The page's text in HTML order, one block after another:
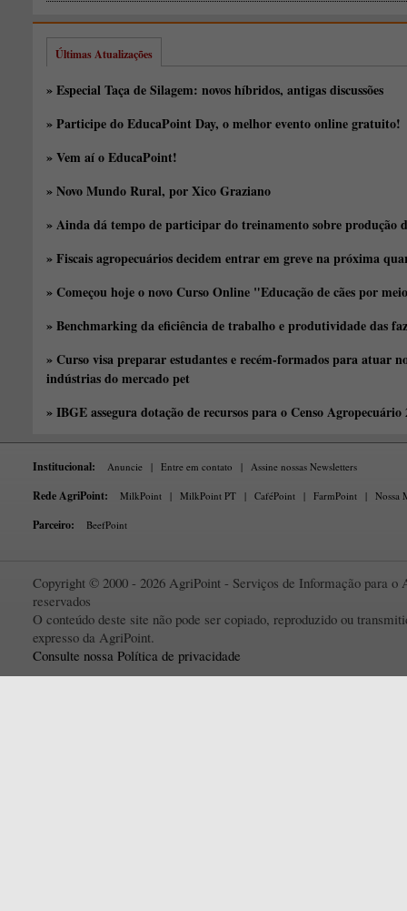
Últimas Atualizações
» Especial Taça de Silagem: novos híbridos, antigas discussões
» Participe do EducaPoint Day, o melhor evento online gratuito!
» Vem aí o EducaPoint!
» Novo Mundo Rural, por Xico Graziano
» Ainda dá tempo de participar do treinamento sobre produção
» Fiscais agropecuários decidem entrar em greve na próxima
» Começou hoje o novo Curso Online "Educação de cães por
» Benchmarking da eficiência de trabalho e produtividade das
» Curso visa preparar estudantes e recém-formados para atuar
indústrias do mercado pet
» IBGE assegura dotação de recursos para o Censo Agropecuário
Institucional: Anuncie | Entre em contato | Assine nossas Newsletters
Rede AgriPoint: MilkPoint | MilkPoint PT | CaféPoint | FarmPoint | Nossa
Parceiro: BeefPoint
Copyright © 2000 - 2026 AgriPoint - Serviços de Informação para o
reservados
O conteúdo deste site não pode ser copiado, reproduzido ou
expresso da AgriPoint.
Consulte nossa Política de privacidade